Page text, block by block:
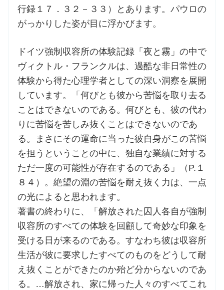
行録１７．３２－３３）とあります。パウロの
がっかりした姿が目に浮かびます。
ドイツ強制収容所の体験記録「夜と霧」の中で
ヴィクトル・フランクルは、過酷な非日常性の
体験から得た心理学者としての深い洞察を展開
しています。「何びとも彼から苦悩を取り去る
ことはできないのである。何びとも、彼の代わ
りに苦悩を苦しみ抜くことはできないのであ
る。まさにその運命に当った彼自身がこの苦悩
を担うということの中に、独自な業績に対する
ただ一度の可能性が存在するのである」（P.１
８４）。絶望の淵の苦悩を耐え抜く力は、一点
の光によると思われます。
著書の終わりに、「解放された囚人各自が強制
収容所のすべての体験を回顧して奇妙な印象を
受ける日が来るのである。すなわち彼は収容所
生活が彼に要求したすべてのものをどうして耐
え抜くことができたのか殆ど分からないのであ
る。…解放され、家に帰った人々のすべてこれ